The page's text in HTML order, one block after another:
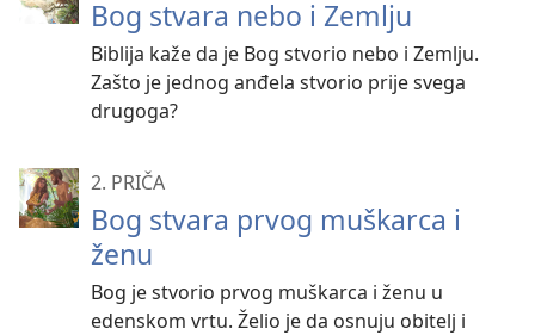
Bog stvara nebo i Zemlju
Biblija kaže da je Bog stvorio nebo i Zemlju.
Zašto je jednog anđela stvorio prije svega
drugoga?
2. PRIČA
Bog stvara prvog muškarca i
ženu
Bog je stvorio prvog muškarca i ženu u
edenskom vrtu. Želio je da osnuju obitelj i